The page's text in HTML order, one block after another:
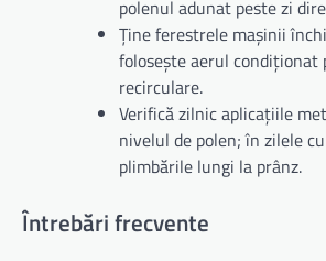
polenul adunat peste zi
Ține ferestrele mașinii
folosește aerul condiționat
recirculare.
Verifică zilnic aplicațiile
nivelul de polen; în zilele
plimbările lungi la prânz.
Întrebări frecvente